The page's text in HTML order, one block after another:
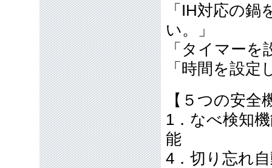
「IH対応の
い。」
「タイマー
「時間を設定
【５つの安全
1．なべ検知
能
4．切り忘れ